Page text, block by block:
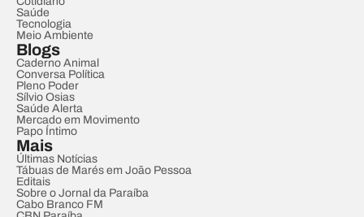
Saúde
Tecnologia
Meio Ambiente
Blogs
Caderno Animal
Conversa Política
Pleno Poder
Sílvio Osias
Saúde Alerta
Mercado em Movimento
Papo Íntimo
Mais
Últimas Notícias
Tábuas de Marés em João Pessoa
Editais
Sobre o Jornal da Paraíba
Cabo Branco FM